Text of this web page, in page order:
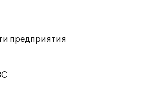
предприятия